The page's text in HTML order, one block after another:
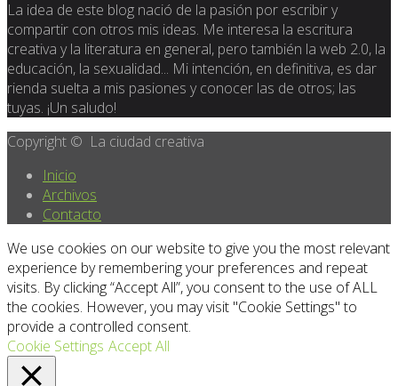
La idea de este blog nació de la pasión por escribir y
compartir con otros mis ideas. Me interesa la escritura
creativa y la literatura en general, pero también la web 2.0, la
educación, la sexualidad... Mi intención, en definitiva, es dar
rienda suelta a mis pasiones y conocer las de otros; las
tuyas. ¡Un saludo!
Copyright © La ciudad creativa
Inicio
Archivos
Contacto
We use cookies on our website to give you the most relevant
experience by remembering your preferences and repeat
visits. By clicking “Accept All”, you consent to the use of ALL
the cookies. However, you may visit "Cookie Settings" to
provide a controlled consent.
Cookie Settings Accept All